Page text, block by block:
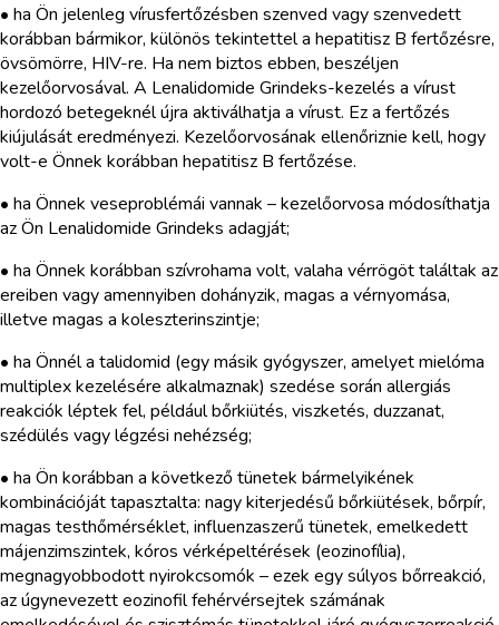
• ha Ön jelenleg vírusfertőzésben szenved vagy szenvedett
korábban bármikor, különös tekintettel a hepatitisz B fertőzésre,
övsömörre, HIV-re. Ha nem biztos ebben, beszéljen
kezelőorvosával. A Lenalidomide Grindeks-kezelés a vírust
hordozó betegeknél újra aktiválhatja a vírust. Ez a fertőzés
kiújulását eredményezi. Kezelőorvosának ellenőriznie kell, hogy
volt-e Önnek korábban hepatitisz B fertőzése.
• ha Önnek veseproblémái vannak – kezelőorvosa módosíthatja
az Ön Lenalidomide Grindeks adagját;
• ha Önnek korábban szívrohama volt, valaha vérrögöt találtak az
ereiben vagy amennyiben dohányzik, magas a vérnyomása,
illetve magas a koleszterinszintje;
• ha Önnél a talidomid (egy másik gyógyszer, amelyet mielóma
multiplex kezelésére alkalmaznak) szedése során allergiás
reakciók léptek fel, például bőrkiütés, viszketés, duzzanat,
szédülés vagy légzési nehézség;
• ha Ön korábban a következő tünetek bármelyikének
kombinációját tapasztalta: nagy kiterjedésű bőrkiütések, bőrpír,
magas testhőmérséklet, influenzaszerű tünetek, emelkedett
májenzimszintek, kóros vérképeltérések (eozinofília),
megnagyobbodott nyirokcsomók – ezek egy súlyos bőrreakció,
az úgynevezett eozinofil fehérvérsejtek számának